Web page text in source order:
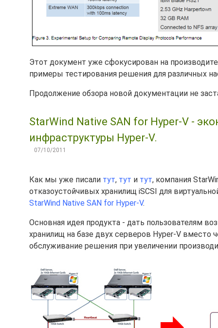
Этот документ уже сфокусирован на
примеры тестирования решения для различных
Продолжение обзора новой документации не
StarWind Native SAN for Hyper-V -
инфраструктуры Hyper-V.
07/10/2011
Как мы уже писали тут, тут и тут, компания
отказоустойчивых хранилищ iSCSI для
StarWind Native SAN for Hyper-V.
Основная идея продукта - дать пользователям
хранилищ на базе двух серверов Hyper-V вместо
обслуживание решения при увеличении